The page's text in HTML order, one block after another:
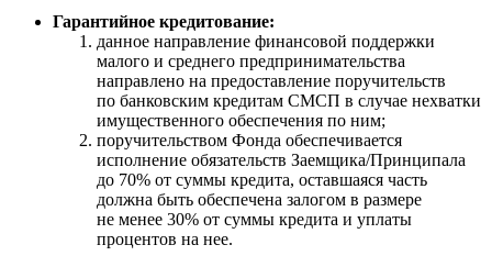
Гарантийное кредитование:
данное направление финансовой поддержки
малого и среднего предпринимательства
направлено на предоставление поручительств
по банковским кредитам СМСП в случае нехватки
имущественного обеспечения по ним;
поручительством Фонда обеспечивается
исполнение обязательств Заемщика/Принципала
до 70% от суммы кредита, оставшаяся часть
должна быть обеспечена залогом в размере
не менее 30% от суммы кредита и уплаты
процентов на нее.